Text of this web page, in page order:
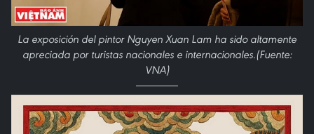
La exposición del pintor Nguyen Xuan Lam ha sido altamente
apreciada por turistas nacionales e internacionales.(Fuente:
VNA)